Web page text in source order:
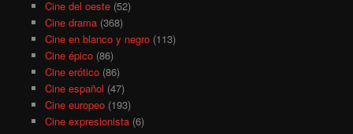
Cine del oeste(52)
Cine drama(368)
Cine en blanco y negro(113)
Cine épico(86)
Cine erótico(86)
Cine español (47)
Cine europeo(193)
Cine expresionista(6)